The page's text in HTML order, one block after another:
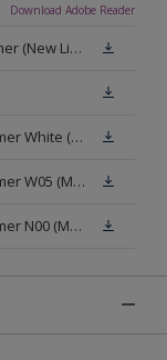
Download Adobe Reader
Technisch Informatieblad Rubbol Primer (New Livery) (PDF)
Veiligheidsinformatieblad Rubbol Primer White (MSDS)
Veiligheidsinformatieblad Rubbol Primer W05 (MSDS)
Veiligheidsinformatieblad Rubbol Primer N00 (MSDS)